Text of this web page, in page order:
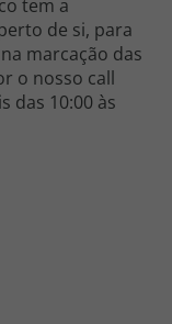
tem a
de si, para
marcação das
o nosso call
das 10:00 às